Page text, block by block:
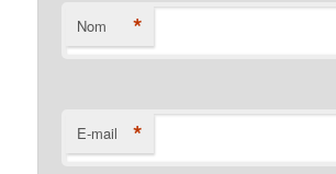
Nom *
E-mail *